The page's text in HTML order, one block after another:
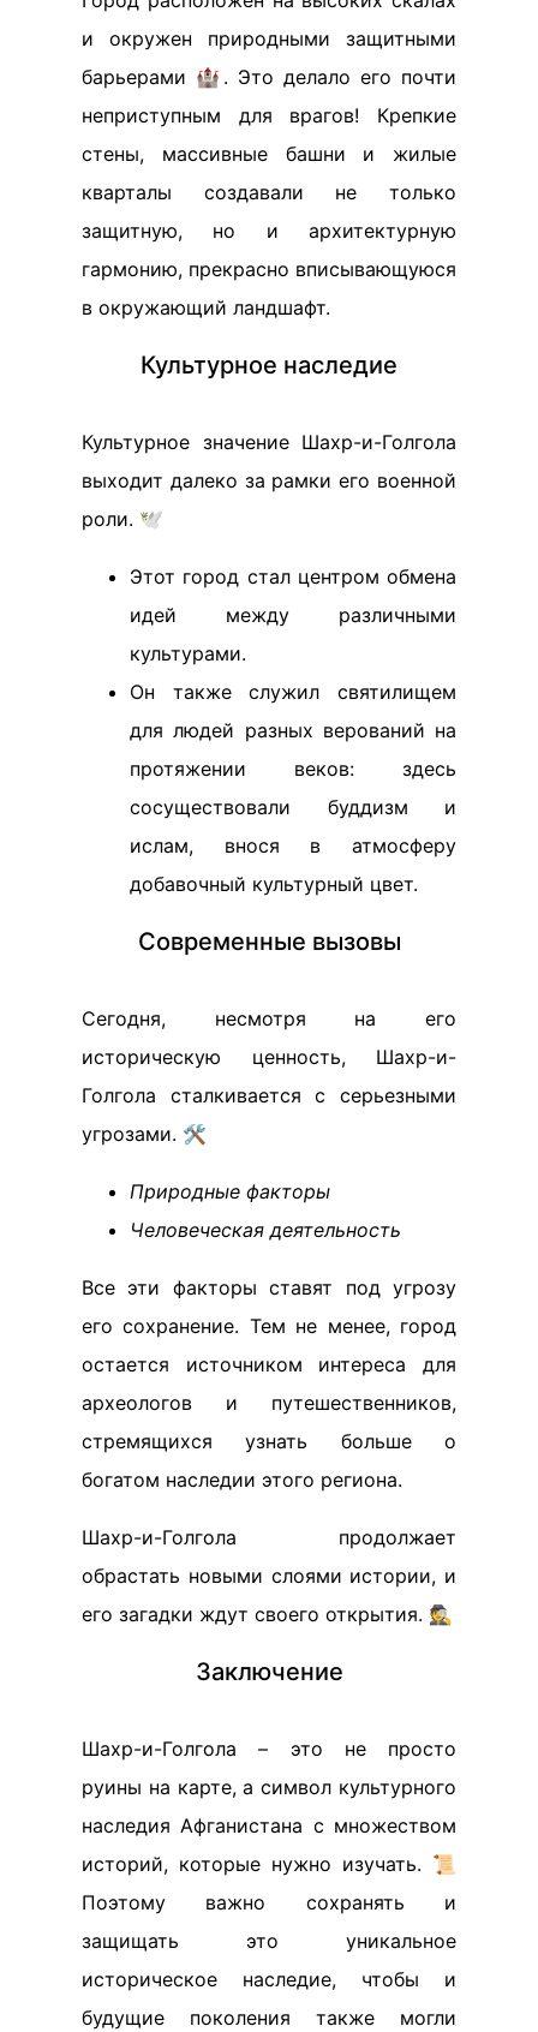
и окружен природными защитными
барьерами 🏰. Это делало его почти
неприступным для врагов! Крепкие
стены, массивные башни и жилые
кварталы создавали не только
защитную, но и архитектурную
гармонию, прекрасно вписывающуюся
в окружающий ландшафт.
Культурное наследие
Культурное значение Шахр-и-Голгола
выходит далеко за рамки его военной
роли. 🕊️
Этот город стал центром обмена
идей между различными
культурами.
Он также служил святилищем
для людей разных верований на
протяжении веков: здесь
сосуществовали буддизм и
ислам, внося в атмосферу
добавочный культурный цвет.
Современные вызовы
Сегодня, несмотря на его
историческую ценность, Шахр-и-
Голгола сталкивается с серьезными
угрозами. 🛠️
Природные факторы
Человеческая деятельность
Все эти факторы ставят под угрозу
его сохранение. Тем не менее, город
остается источником интереса для
археологов и путешественников,
стремящихся узнать больше о
богатом наследии этого региона.
Шахр-и-Голгола продолжает
обрастать новыми слоями истории, и
его загадки ждут своего открытия. 🕵️
Заключение
Шахр-и-Голгола – это не просто
руины на карте, а символ культурного
наследия Афганистана с множеством
историй, которые нужно изучать. 📜
Поэтому важно сохранять и
защищать это уникальное
историческое наследие, чтобы и
будущие поколения также могли